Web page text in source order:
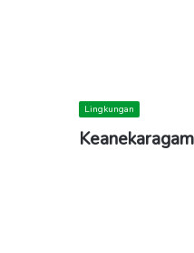
Lingkungan